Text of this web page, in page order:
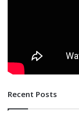
Recent Posts